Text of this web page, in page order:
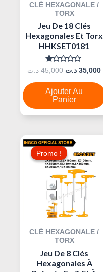
CLÉ HEXAGONALE /
TORX
Jeu De 18 Clés
Hexagonales Et Torx
HHKSET0181
Note
Sur
5
45,000 د.ت 35,000 د.ت
Ajouter Au
Panier
Promo !
Promo !
CLÉ HEXAGONALE /
TORX
Jeu De 8 Clés
Hexagonales À
Le
Prix
Initial
Était :